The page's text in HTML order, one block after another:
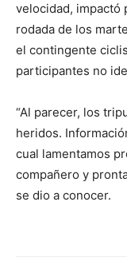
velocidad, impactó
rodada de los
el contingente
participantes no
“Al parecer, los
heridos.
cual lamentamos
compañero y
se dio a conocer.